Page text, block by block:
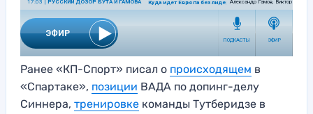
Ранее «КП-Спорт» писал о происходящем в
«Спартаке», позиции ВАДА по допинг-делу
Синнера, тренировке команды Тутберидзе в